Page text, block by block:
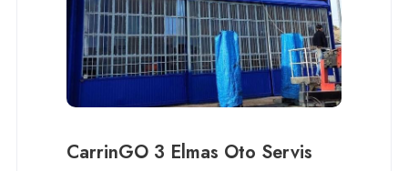
CarrinGO 3 Elmas Oto Servis